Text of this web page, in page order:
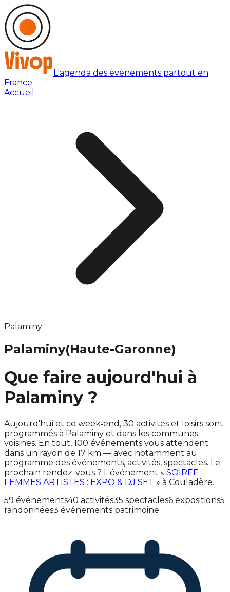
L'agenda des événements partout en
France
Accueil
Palaminy
Palaminy(Haute-Garonne)
Que faire aujourd'hui à
Palaminy ?
Aujourd'hui et ce week‑end, 30 activités et loisirs sont
programmés à Palaminy et dans les communes
voisines. En tout, 100 événements vous attendent
dans un rayon de 17 km — avec notamment au
programme des événements, activités, spectacles. Le
prochain rendez-vous ? L'événement « SOIRÉE
FEMMES ARTISTES : EXPO & DJ SET » à Couladère.
59 événements40 activités35 spectacles6 expositions5
randonnées3 événements patrimoine